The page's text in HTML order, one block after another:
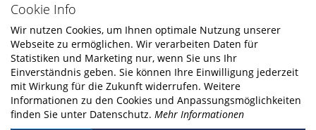
Cookie Info
Wir nutzen Cookies, um Ihnen optimale Nutzung unserer
Webseite zu ermöglichen. Wir verarbeiten Daten für
Statistiken und Marketing nur, wenn Sie uns Ihr
Einverständnis geben. Sie können Ihre Einwilligung jederzeit
mit Wirkung für die Zukunft widerrufen. Weitere
Informationen zu den Cookies und Anpassungsmöglichkeiten
finden Sie unter Datenschutz. Mehr Informationen
the
beginning
of
the
images
gallery